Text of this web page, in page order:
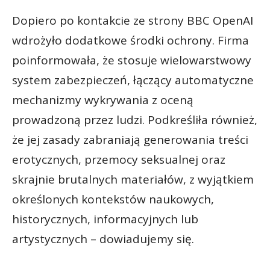
Dopiero po kontakcie ze strony BBC OpenAI
wdrożyło dodatkowe środki ochrony. Firma
poinformowała, że stosuje wielowarstwowy
system zabezpieczeń, łączący automatyczne
mechanizmy wykrywania z oceną
prowadzoną przez ludzi. Podkreśliła również,
że jej zasady zabraniają generowania treści
erotycznych, przemocy seksualnej oraz
skrajnie brutalnych materiałów, z wyjątkiem
określonych kontekstów naukowych,
historycznych, informacyjnych lub
artystycznych – dowiadujemy się.